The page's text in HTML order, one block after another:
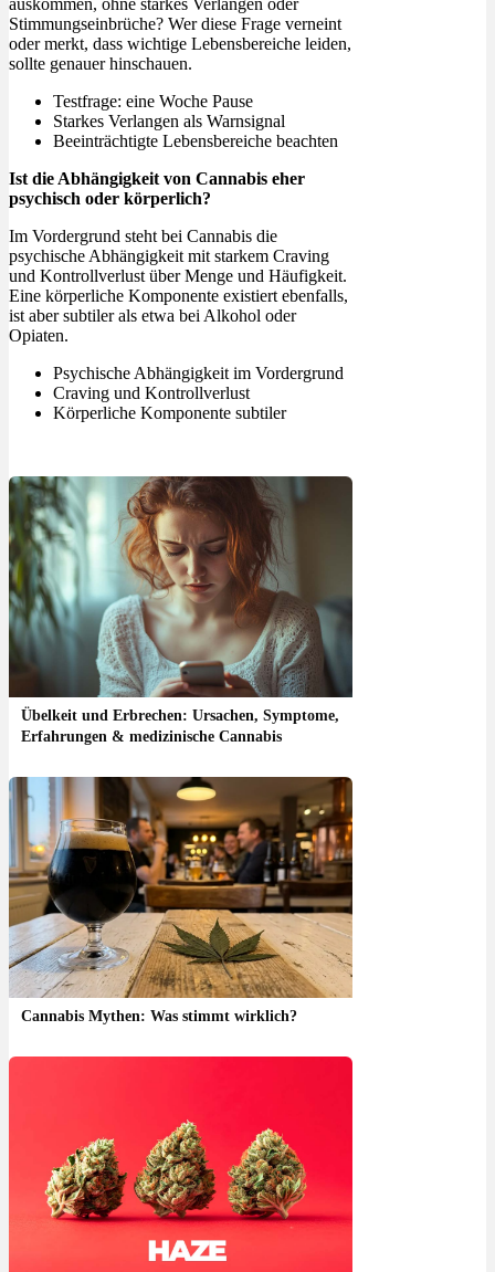
auskommen, ohne starkes Verlangen oder
Stimmungseinbrüche? Wer diese Frage verneint
oder merkt, dass wichtige Lebensbereiche leiden,
sollte genauer hinschauen.
Testfrage: eine Woche Pause
Starkes Verlangen als Warnsignal
Beeinträchtigte Lebensbereiche beachten
Ist die Abhängigkeit von Cannabis eher
psychisch oder körperlich?
Im Vordergrund steht bei Cannabis die
psychische Abhängigkeit mit starkem Craving
und Kontrollverlust über Menge und Häufigkeit.
Eine körperliche Komponente existiert ebenfalls,
ist aber subtiler als etwa bei Alkohol oder
Opiaten.
Psychische Abhängigkeit im Vordergrund
Craving und Kontrollverlust
Körperliche Komponente subtiler
Übelkeit und Erbrechen: Ursachen, Symptome,
Erfahrungen & medizinische Cannabis
Cannabis Mythen: Was stimmt wirklich?